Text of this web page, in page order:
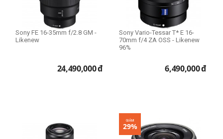
Thể loại lens
Macro Lens
Telephoto Lens
Filter Size
Sony FE 16-35mm f/2.8 GM -
Likenew
24,490,000đ
Sony Vario-Tessar T* E 16-
70mm f/4 ZA OSS - Likenew
96%
6,490,000đ
GIẢM
29%